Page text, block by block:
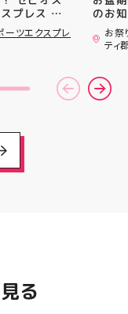
プレス ア
す🦭 ・ ★本
★は アシッ
ニングシュ
した ・ 特
☆軽量かつ
力を向上さ
を前足部に
ップ力を向
に走りたい
、夏のお出
ーツエクスプレ
#歯の
のお知らせ
用い
ざい
(水)
いたしま
22:00
お祭
ティ
る